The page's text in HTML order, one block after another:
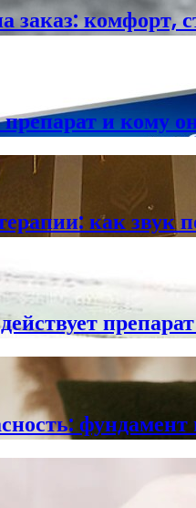
комфорт,
и кому
как звук